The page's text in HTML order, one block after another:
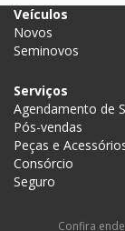
Acesso Rápido
Veículos
Novos
Seminovos
Serviços
Agendamento de
Pós-vendas
Peças e
Consórcio
Seguro
Confira